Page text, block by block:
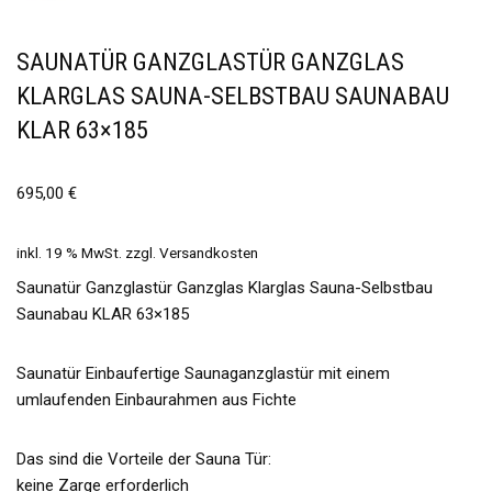
SAUNATÜR GANZGLASTÜR GANZGLAS
KLARGLAS SAUNA-SELBSTBAU SAUNABAU
KLAR 63×185
695,00 €
inkl. 19 % MwSt. zzgl. Versandkosten
Saunatür Ganzglastür Ganzglas Klarglas Sauna-Selbstbau
Saunabau KLAR 63×185
Saunatür Einbaufertige Saunaganzglastür mit einem
umlaufenden Einbaurahmen aus Fichte
Das sind die Vorteile der Sauna Tür:
keine Zarge erforderlich